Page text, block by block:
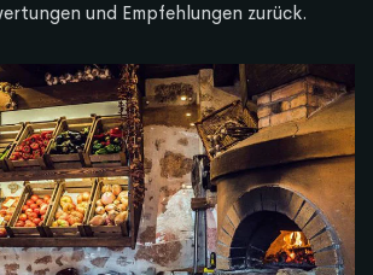
und Empfehlungen zurück.